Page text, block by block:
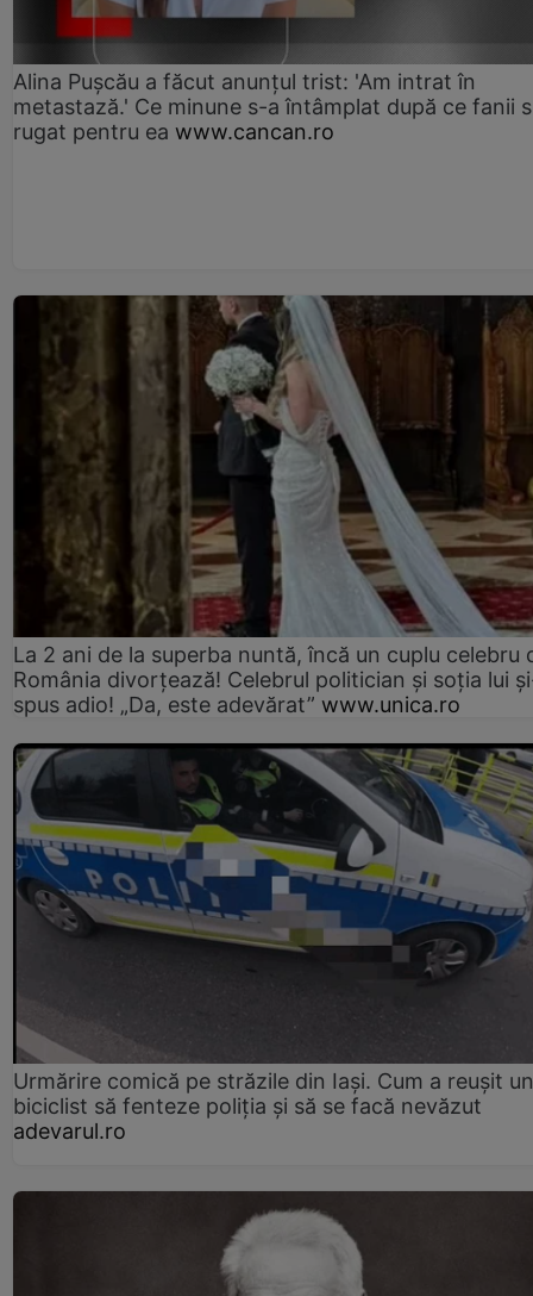
Alina Pușcău a făcut anunțul trist: 'Am intrat în
metastază.' Ce minune s-a întâmplat după ce fanii
rugat pentru ea www.cancan.ro
La 2 ani de la superba nuntă, încă un cuplu celebru
România divorțează! Celebrul politician și soția lui
spus adio! „Da, este adevărat” www.unica.ro
Urmărire comică pe străzile din Iași. Cum a reușit un
biciclist să fenteze poliția și să se facă nevăzut
adevarul.ro